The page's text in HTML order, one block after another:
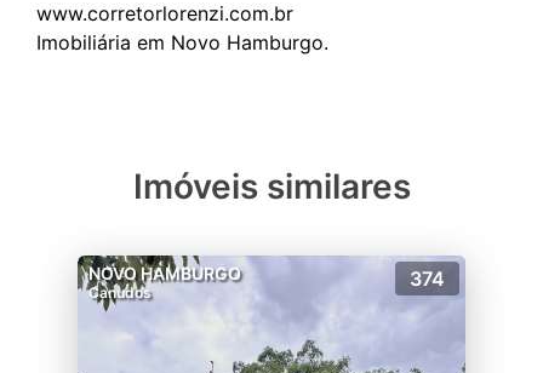
www.corretorlorenzi.com.br
Imóveis similares
NOVO HAMBURGO
Canudos
374